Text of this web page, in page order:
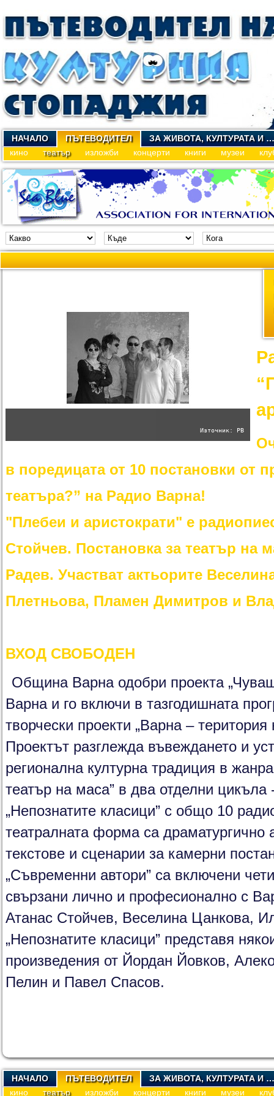
НАЧАЛО ПЪТЕВОДИТЕЛ
ЗА ЖИВОТА, КУЛТУРАТА И …
кино
театър изложби концерти книги музеи
Източник: РВ
в поредицата от 10 постановки от
театъра?” на Радио Варна!
"Плебеи и аристократи" е
Стойчев. Постановка за театър на
Радев. Участват актьорите
Плетньова, Пламен Димитров и
ВХОД СВОБОДЕН
Община Варна одобри проекта
Варна и го включи в тазгодишната
творчески проекти „Варна – територия
Проектът разглежда въвеждането и
регионална културна традиция в
театър на маса” в два отделни цикъла
„Непознатите класици” с общо 10
театралната форма са драматургично
текстове и сценарии за камерни
„Съвременни автори” са включени
свързани лично и професионално с
Атанас Стойчев, Веселина Цанкова,
„Непознатите класици” представя
произведения от Йордан Йовков,
Пелин и Павел Спасов.
НАЧАЛО ПЪТЕВОДИТЕЛ
ЗА ЖИВОТА, КУЛТУРАТА И …
кино
театър изложби концерти книги музеи